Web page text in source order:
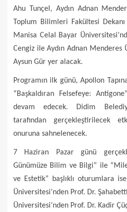
Ahu Tunçel, Aydın Adnan
Toplum Bilimleri Fakültesi
Manisa Celal Bayar
Cengiz ile Aydın Adnan Menderes
Aysun Gür yer alacak.
Programın ilk günü, Apollon
“Başkaldıran Felsefeye:
devam edecek. Didim
tarafından gerçekleştirilecek
onuruna sahnelenecek.
7 Haziran Pazar günü
Günümüze Bilim ve Bilgi” ile
ve Estetik” başlıklı oturumlara
Üniversitesi’nden Prof. Dr.
Üniversitesi’nden Prof. Dr. Kadir